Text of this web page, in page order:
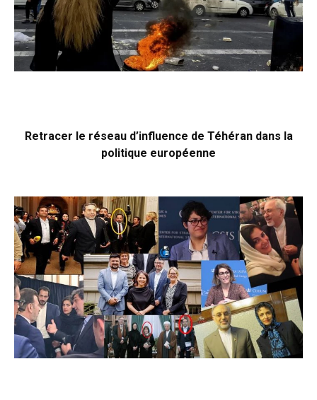
Retracer le réseau d’influence de Téhéran dans la
politique européenne